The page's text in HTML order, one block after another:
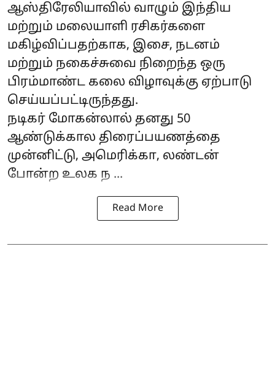
ஆஸ்திரேலியாவில் வாழும் இந்திய
மற்றும் மலையாளி ரசிகர்களை
மகிழ்விப்பதற்காக, இசை, நடனம்
மற்றும் நகைச்சுவை நிறைந்த ஒரு
பிரம்மாண்ட கலை விழாவுக்கு ஏற்பாடு
செய்யப்பட்டிருந்தது.
நடிகர் மோகன்லால் தனது 50
ஆண்டுக்கால திரைப்பயணத்தை
முன்னிட்டு, அமெரிக்கா, லண்டன்
போன்ற உலக ந ...
Read More